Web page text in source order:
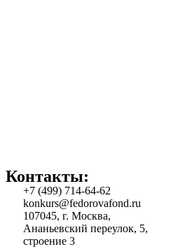
Контакты:
+7 (499) 714-64-62
konkurs@fedorovafond.ru
107045, г. Москва,
Ананьевский переулок, 5,
строение 3